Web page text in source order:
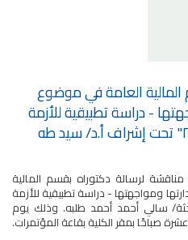
العامة في موضوع
- دراسة تطبيقية للأزمة
الاقتصادية العالمية لسنة ٢٠٠٨" تحت إشراف أ.د/ سيد طه
لرسالة دكتوراه بقسم المالية
ومواجهتها - دراسة تطبيقية للأزمة
العالمية لسنة ٢٠٠٨" للباحثة/ سالي أحمد أحمد طلبه. وذلك يوم